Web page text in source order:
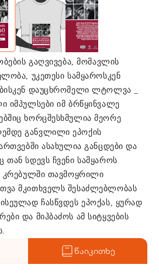
გაღვივება, მომავლის
უკეთესი სამყაროსკენ
დაუცხრომელი ლტოლვა _
იმპულსები იმ ბრწყინვალე
ხორცშესხმულია მეორე
განვლილი ეპოქის
ასახულია განცდები და
სდევს ჩვენი სამყაროს
კრებულში თავმოყრილი
მკითხველს შესაძლებლობას
ჩასწვდეს ეპოქას, ყურად
და მიჰბაძოს ამ სიტყვების
წაიკითხე